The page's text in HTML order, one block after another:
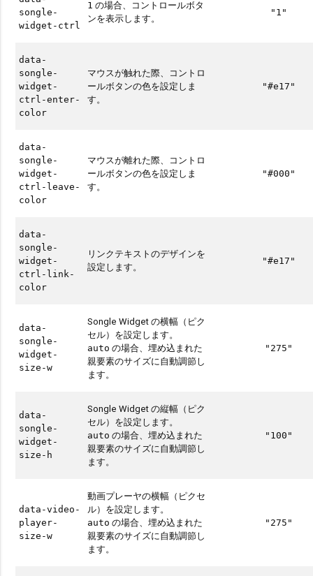
songle-
widget-ctrl
1 の場合、コントロールボタ
ンを表示します。
"1"
data-
songle-
widget-
ctrl-enter-
color
マウスが触れた際、コントロ
ールボタンの色を設定しま
す。
"#e17"
data-
songle-
widget-
ctrl-leave-
color
マウスが離れた際、コントロ
ールボタンの色を設定しま
す。
"#000"
data-
songle-
widget-
ctrl-link-
color
リンクテキストのデザインを
設定します。
"#e17"
data-
songle-
widget-
size-w
Songle Widget の横幅（ピク
セル）を設定します。
auto の場合、埋め込まれた
親要素のサイズに自動調節し
ます。
"275"
data-
songle-
widget-
size-h
Songle Widget の縦幅（ピク
セル）を設定します。
auto の場合、埋め込まれた
親要素のサイズに自動調節し
ます。
"100"
data-video-
player-
size-w
動画プレーヤの横幅（ピクセ
ル）を設定します。
auto の場合、埋め込まれた
親要素のサイズに自動調節し
ます。
"275"